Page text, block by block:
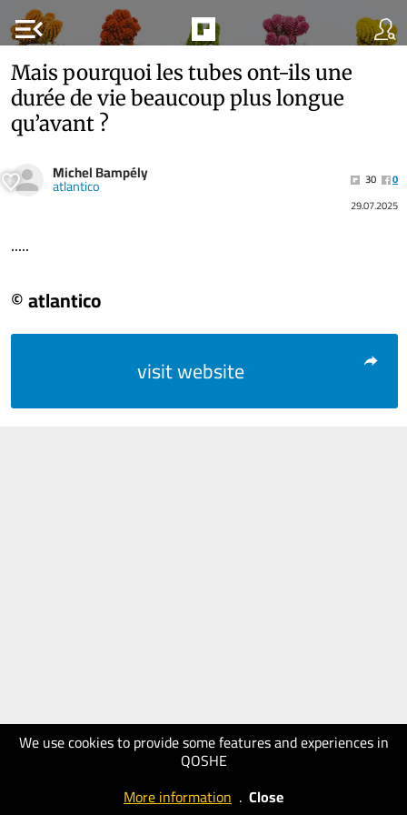
menu_open
We use cookies to provide some features and experiences in
QOSHE
More information . Close
Mais pourquoi les tubes ont-ils une
durée de vie beaucoup plus longue
qu’avant ?
Michel Bampély
atlantico 30
0
29.07.2025
.....
© atlantico
visit website